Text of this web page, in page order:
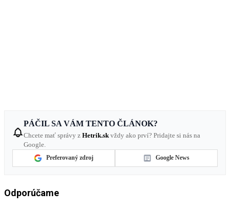
PÁČIL SA VÁM TENTO ČLÁNOK?
Chcete mať správy z Hetrik.sk vždy ako prví? Pridajte si nás na
Google.
Preferovaný zdroj Google News
Odporúčame